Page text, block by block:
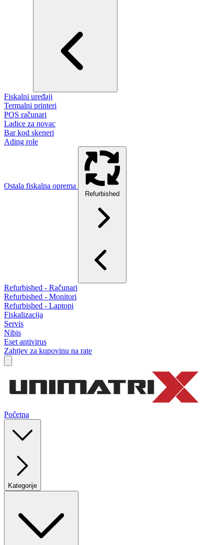
Fiskalni uređaji
Termalni printeri
POS računari
Ladice za novac
Bar kod skeneri
Ading role
Ostala fiskalna oprema
Refurbished
Refurbished - Računari
Refurbished - Monitori
Refurbished - Laptopi
Fiskalizacija
Servis
Nibis
Eset antivirus
Zahtjev za kupovinu na rate
Početna
Kategorije